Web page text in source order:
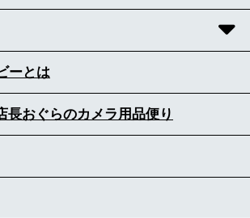
ーとは
長おぐらのカメラ用品便り